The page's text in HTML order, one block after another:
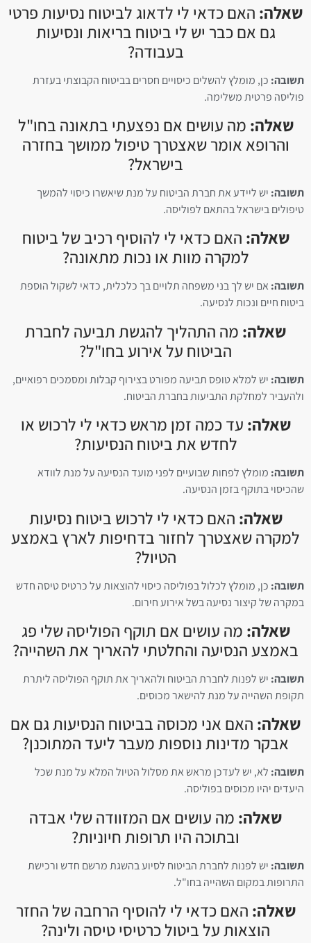
שאלה: האם כדאי לי לדאוג לביטוח נסיעות פרטי
גם אם כבר יש לי ביטוח בריאות ונסיעות
בעבודה?
תשובה: כן, מומלץ להשלים כיסויים חסרים בביטוח הקבוצתי בעזרת
פוליסה פרטית משלימה.
שאלה: מה עושים אם נפצעתי בתאונה בחו"ל
והרופא אומר שאצטרך טיפול ממושך בחזרה
בישראל?
תשובה: יש ליידע את חברת הביטוח על מנת שיאשרו כיסוי להמשך
טיפולים בישראל בהתאם לפוליסה.
שאלה: האם כדאי לי להוסיף רכיב של ביטוח
למקרה מוות או נכות מתאונה?
תשובה: אם יש לך בני משפחה תלויים בך כלכלית, כדאי לשקול הוספת
ביטוח חיים ונכות לנסיעה.
שאלה: מה התהליך להגשת תביעה לחברת
הביטוח על אירוע בחו"ל?
תשובה: יש למלא טופס תביעה מפורט בצירוף קבלות ומסמכים רפואיים,
ולהעביר למחלקת התביעות בחברת הביטוח.
שאלה: עד כמה זמן מראש כדאי לי לרכוש או
לחדש את ביטוח הנסיעות?
תשובה: מומלץ לפחות שבועיים לפני מועד הנסיעה על מנת לוודא
שהכיסוי בתוקף בזמן הנסיעה.
שאלה: האם כדאי לי לרכוש ביטוח נסיעות
למקרה שאצטרך לחזור בדחיפות לארץ באמצע
הטיול?
תשובה: כן, מומלץ לכלול בפוליסה כיסוי להוצאות על כרטיס טיסה חדש
במקרה של קיצור נסיעה בשל אירוע חירום.
שאלה: מה עושים אם תוקף הפוליסה שלי פג
באמצע הנסיעה והחלטתי להאריך את השהייה?
תשובה: יש לפנות לחברת הביטוח ולהאריך את תוקף הפוליסה ליתרת
תקופת השהייה על מנת להישאר מכוסים.
שאלה: האם אני מכוסה בביטוח הנסיעות גם אם
אבקר מדינות נוספות מעבר ליעד המתוכנן?
תשובה: לא, יש לעדכן מראש את מסלול הטיול המלא על מנת שכל
היעדים יהיו מכוסים בפוליסה.
שאלה: מה עושים אם המזוודה שלי אבדה
ובתוכה היו תרופות חיוניות?
תשובה: יש לפנות לחברת הביטוח לסיוע בהשגת מרשם חדש ורכישת
התרופות במקום השהייה בחו"ל.
שאלה: האם כדאי לי להוסיף הרחבה של החזר
הוצאות על ביטול כרטיסי טיסה ולינה?